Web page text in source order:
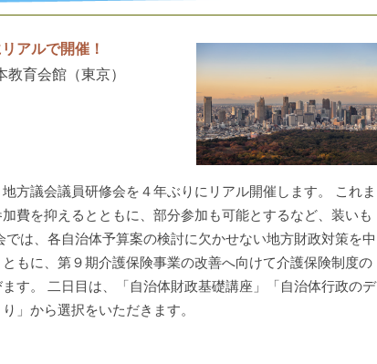
アルで開催！
育会館（東京）
方議会議員研修会を４年ぶりにリアル開催します。 これま
費を抑えるとともに、部分参加も可能とするなど、装いも
は、各自治体予算案の検討に欠かせない地方財政対策を中
もに、第９期介護保険事業の改善へ向けて介護保険制度の
す。 二日目は、「自治体財政基礎講座」「自治体行政のデ
」から選択をいただきます。